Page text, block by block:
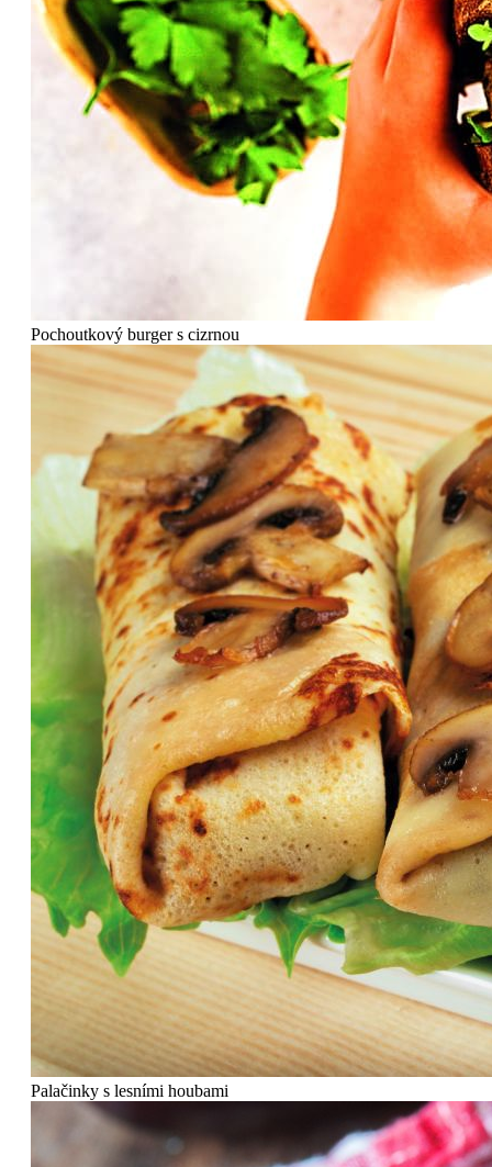
Pochoutkový burger s cizrnou
Palačinky s lesními houbami